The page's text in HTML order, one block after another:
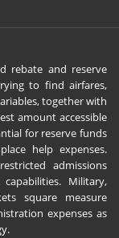
rebate and reserve
to find airfares,
together with
amount accessible
for reserve funds
help expenses.
admissions
Military,
square measure
expenses as